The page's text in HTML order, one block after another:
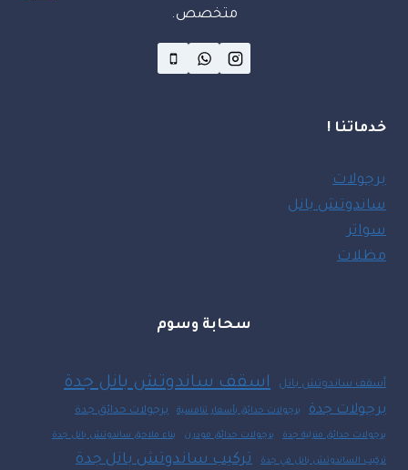
متخصص.
خدماتنا !
برجولات
ساندوتش بانل
سواتر
مظلات
سحابة وسوم
أسقف ساندوتش بانل اسقف ساندوتش بانل جدة
برجولات جدة برجولات حدائق بأسعار تنافسية برجولات حدائق جدة
برجولات حدائق منزلية جدة برجولات حدائق مودرن بناء ملاحق ساندوتش بانل جدة
تركيب الساندوتش بانل في جدة تركيب ساندوتش بانل جدة